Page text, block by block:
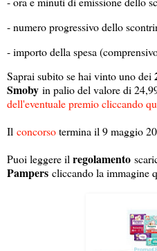
- numero progressivo dello
- importo della spesa
Saprai subito se hai vinto uno dei
Smoby in palio del valore di
dell'eventuale premio cliccando
Il concorsotermina il 9 maggio
Puoi leggere ilregolamento
Pampers cliccando la immagine